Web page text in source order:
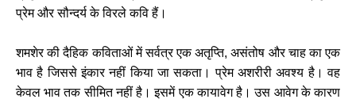
प्रेम और सौन्दर्य के विरले कवि हैं।
शमशेर की दैहिक कविताओं में सर्वत्र एक अतृप्ति, असंतोष और चाह का एक
भाव है जिससे इंकार नहीं किया जा सकता। प्रेम अशरीरी अवश्य है। वह
केवल भाव तक सीमित नहीं है। इसमें एक कायावेग है। उस आवेग के कारण